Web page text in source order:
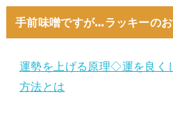
手前味噌ですが…ラッキーの
運勢を上げる原理◇運を良く
方法とは